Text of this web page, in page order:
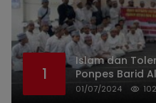
1
Islam dan
Ponpes Barid
Indonesia
01/07/2024